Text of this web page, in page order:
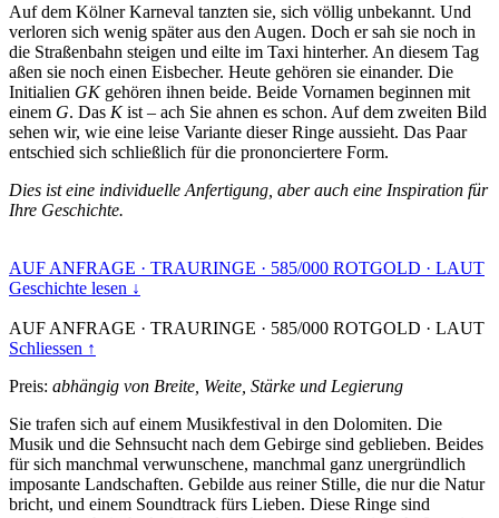
Auf dem Kölner Karneval tanzten sie, sich völlig unbekannt. Und
verloren sich wenig später aus den Augen. Doch er sah sie noch in
die Straßenbahn steigen und eilte im Taxi hinterher. An diesem Tag
aßen sie noch einen Eisbecher. Heute gehören sie einander. Die
Initialien GKgehören ihnen beide. Beide Vornamen beginnen mit
einem G. Das Kist – ach Sie ahnen es schon. Auf dem zweiten Bild
sehen wir, wie eine leise Variante dieser Ringe aussieht. Das Paar
entschied sich schließlich für die prononciertere Form.
Dies ist eine individuelle Anfertigung, aber auch eine Inspiration für
Ihre Geschichte.
AUF ANFRAGE · TRAURINGE · 585/000 ROTGOLD · LAUT
Geschichte lesen ↓
AUF ANFRAGE · TRAURINGE · 585/000 ROTGOLD · LAUT
Schliessen ↑
Preis: abhängig von Breite, Weite, Stärke und Legierung
Sie trafen sich auf einem Musikfestival in den Dolomiten. Die
Musik und die Sehnsucht nach dem Gebirge sind geblieben. Beides
für sich manchmal verwunschene, manchmal ganz unergründlich
imposante Landschaften. Gebilde aus reiner Stille, die nur die Natur
bricht, und einem Soundtrack fürs Lieben. Diese Ringe sind